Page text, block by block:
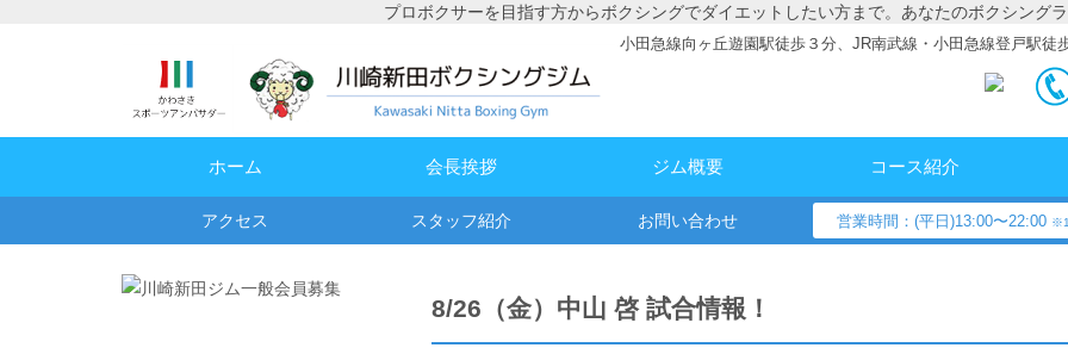
プロボクサーを目指す方からボクシングでダイエットしたい方まで。あなたのボクシング
小田急線向ヶ丘遊園駅徒歩３分、JR南武線・小田急線登戸駅
ホーム 会長挨拶 ジム概要 コース紹介
アクセス スタッフ紹介 お問い合わせ 営業時間：(平日)13:00〜22:00
8/26（金）中山 啓 試合情報！